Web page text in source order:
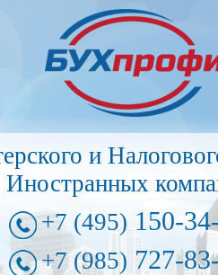
и
Иностранных
+7 (495) 150-
+7 (985)727-